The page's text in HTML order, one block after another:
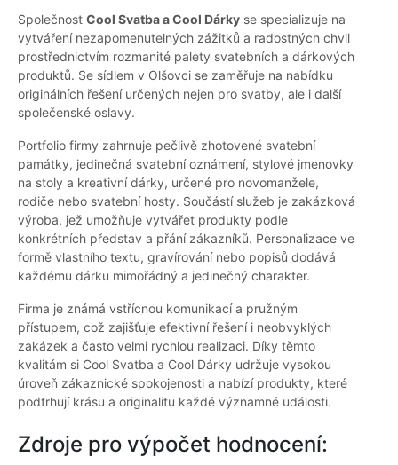
Společnost Cool Svatba a Cool Dárky se specializuje na
vytváření nezapomenutelných zážitků a radostných chvil
prostřednictvím rozmanité palety svatebních a dárkových
produktů. Se sídlem v Olšovci se zaměřuje na nabídku
originálních řešení určených nejen pro svatby, ale i další
společenské oslavy.
Portfolio firmy zahrnuje pečlivě zhotovené svatební
památky, jedinečná svatební oznámení, stylové jmenovky
na stoly a kreativní dárky, určené pro novomanžele,
rodiče nebo svatební hosty. Součástí služeb je zakázková
výroba, jež umožňuje vytvářet produkty podle
konkrétních představ a přání zákazníků. Personalizace ve
formě vlastního textu, gravírování nebo popisů dodává
každému dárku mimořádný a jedinečný charakter.
Firma je známá vstřícnou komunikací a pružným
přístupem, což zajišťuje efektivní řešení i neobvyklých
zakázek a často velmi rychlou realizaci. Díky těmto
kvalitám si Cool Svatba a Cool Dárky udržuje vysokou
úroveň zákaznické spokojenosti a nabízí produkty, které
podtrhují krásu a originalitu každé významné události.
Zdroje pro výpočet hodnocení: